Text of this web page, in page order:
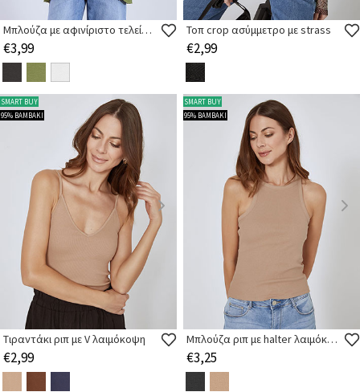
Μπλούζα με αφινίριστο τελείωμα
€3,99
Τοπ crop ασύμμετρο με strass
€2,99
SMART BUY
95% ΒΑΜΒΑΚΙ
Τιραντάκι ριπ με V λαιμόκοψη
€2,99
SMART BUY
95% ΒΑΜΒΑΚΙ
Μπλούζα ριπ με halter λαιμόκοψη
€3,25